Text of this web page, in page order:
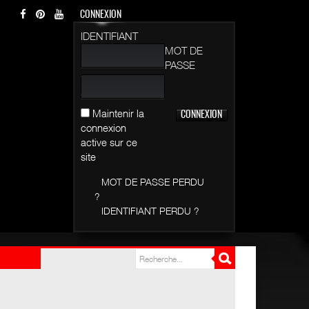
CONNEXION
IDENTIFIANT
MOT DE
PASSE
Maintenir la
connexion
active sur ce
site
MOT DE PASSE PERDU
?
IDENTIFIANT PERDU ?